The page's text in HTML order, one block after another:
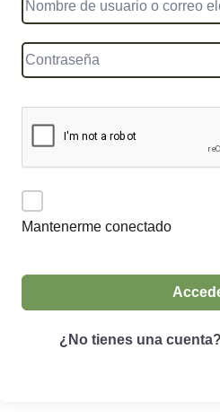
Mantenerme conectado
¿No tienes una cuenta?